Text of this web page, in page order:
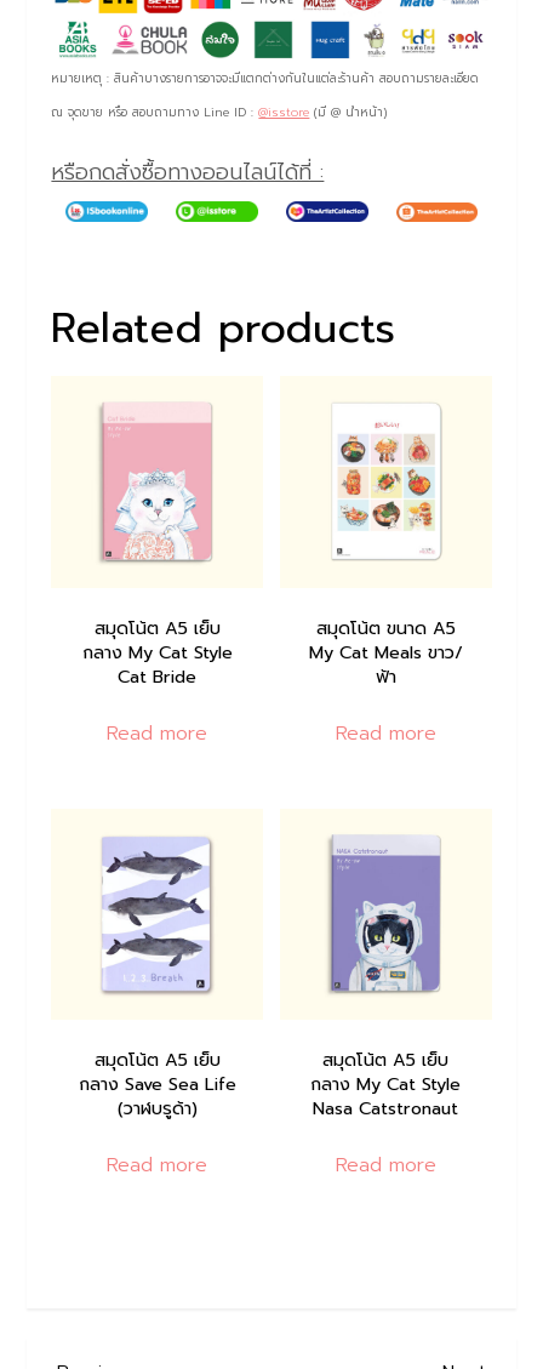
หมายเหตุ : สินค้าบางรายการอาจจะมีแตกต่างกันในแต่ละร้านค้า สอบถามรายละเอียด
ณ จุดขาย หรือ สอบถามทาง Line ID :@isstore (มี @ นำหน้า)
หรือกดสั่งซื้อทางออนไลน์ได้ที่ :
Related products
สมุดโน้ต A5 เย็บ
กลาง My Cat Style
Cat Bride
Read more
สมุดโน้ต ขนาด A5
My Cat Meals ขาว/
ฟ้า
Read more
สมุดโน้ต A5 เย็บ
กลาง Save Sea Life
(วาฬบรูด้า)
Read more
สมุดโน้ต A5 เย็บ
กลาง My Cat Style
Nasa Catstronaut
Read more